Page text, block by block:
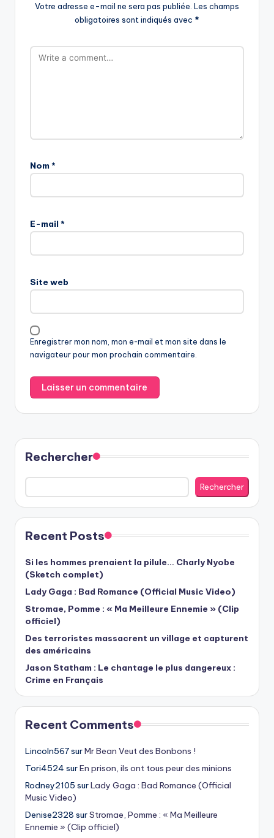
Votre adresse e-mail ne sera pas publiée. Les champs
obligatoires sont indiqués avec *
Nom *
E-mail *
Site web
Enregistrer mon nom, mon e-mail et mon site dans le
navigateur pour mon prochain commentaire.
Rechercher
Rechercher
Recent Posts
Si les hommes prenaient la pilule… Charly Nyobe
(Sketch complet)
Lady Gaga : Bad Romance (Official Music Video)
Stromae, Pomme : « Ma Meilleure Ennemie » (Clip
officiel)
Des terroristes massacrent un village et capturent
des américains
Jason Statham : Le chantage le plus dangereux :
Crime en Français
Recent Comments
Lincoln567surMr Bean Veut des Bonbons !
Tori4524 surEn prison, ils ont tous peur des minions
Rodney2105 surLady Gaga : Bad Romance (Official
Music Video)
Denise2328 surStromae, Pomme : « Ma Meilleure
Ennemie » (Clip officiel)